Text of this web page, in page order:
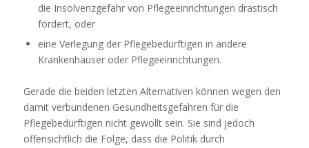
die Insolvenzgefahr von Pflegeeinrichtungen drastisch
fördert, oder
eine Verlegung der Pflegebedürftigen in andere
Krankenhäuser oder Pflegeeinrichtungen.
Gerade die beiden letzten Alternativen können wegen den
damit verbundenen Gesundheitsgefahren für die
Pflegebedürftigen nicht gewollt sein. Sie sind jedoch
offensichtlich die Folge, dass die Politik durch